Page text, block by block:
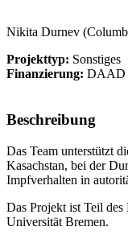
Nikita Durnev
Projekttyp: Sonstiges
Finanzierung: DAAD
Beschreibung
Das Team unterstützt
Kasachstan, bei der
Impfverhalten in
Das Projekt ist Teil
Universität Bremen.